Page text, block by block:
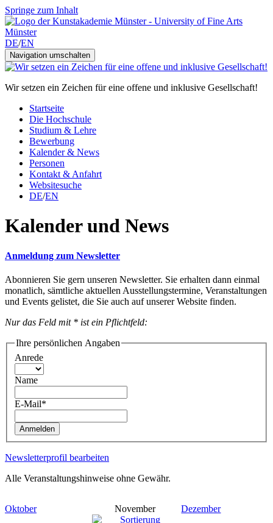
Springe zum Inhalt
DE/EN
Navigation umschalten
Wir setzen ein Zeichen für eine offene und inklusive Gesellschaft!
Startseite
Die Hochschule
Studium & Lehre
Bewerbung
Kalender & News
Personen
Kontakt & Anfahrt
Websitesuche
DE/EN
Kalender und News
Anmeldung zum Newsletter
Abonnieren Sie gern unseren Newsletter. Sie erhalten dann einmal
monatlich, sämtliche aktuellen Ausstellungstermine, Veranstaltungen
und Events gelistet, die Sie auch auf unserer Website finden.
Nur das Feld mit * ist ein Pflichtfeld:
Ihre persönlichen Angaben
Anrede
Name
E-Mail*
Anmelden
Newsletterprofil bearbeiten
Alle Veranstaltungshinweise ohne Gewähr.
Oktober November
Dezember